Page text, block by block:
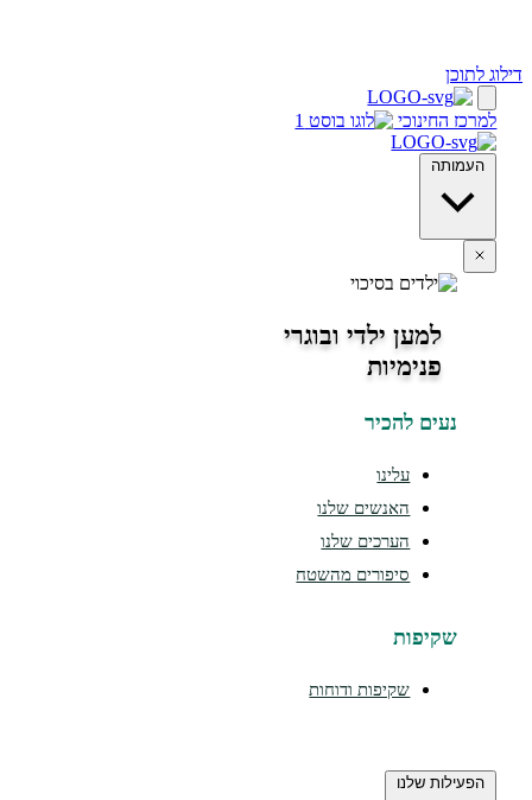
ילדי ובוגרי
האנשים שלנו
הערכים שלנו
סיפורים מהשטח
שקיפות ודוחות